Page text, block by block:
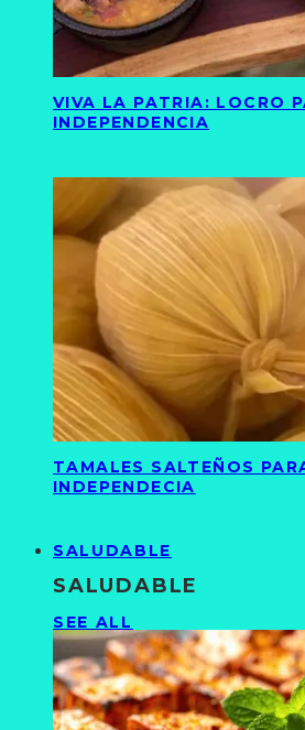
VIVA LA PATRIA: LOCRO
INDEPENDENCIA
TAMALES SALTEÑOS
INDEPENDECIA
SALUDABLE
SALUDABLE
SEE ALL